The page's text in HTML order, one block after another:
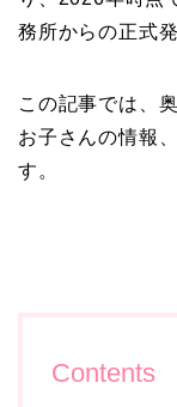
務所からの正式
この記事では、
お子さんの情報
す。
Contents